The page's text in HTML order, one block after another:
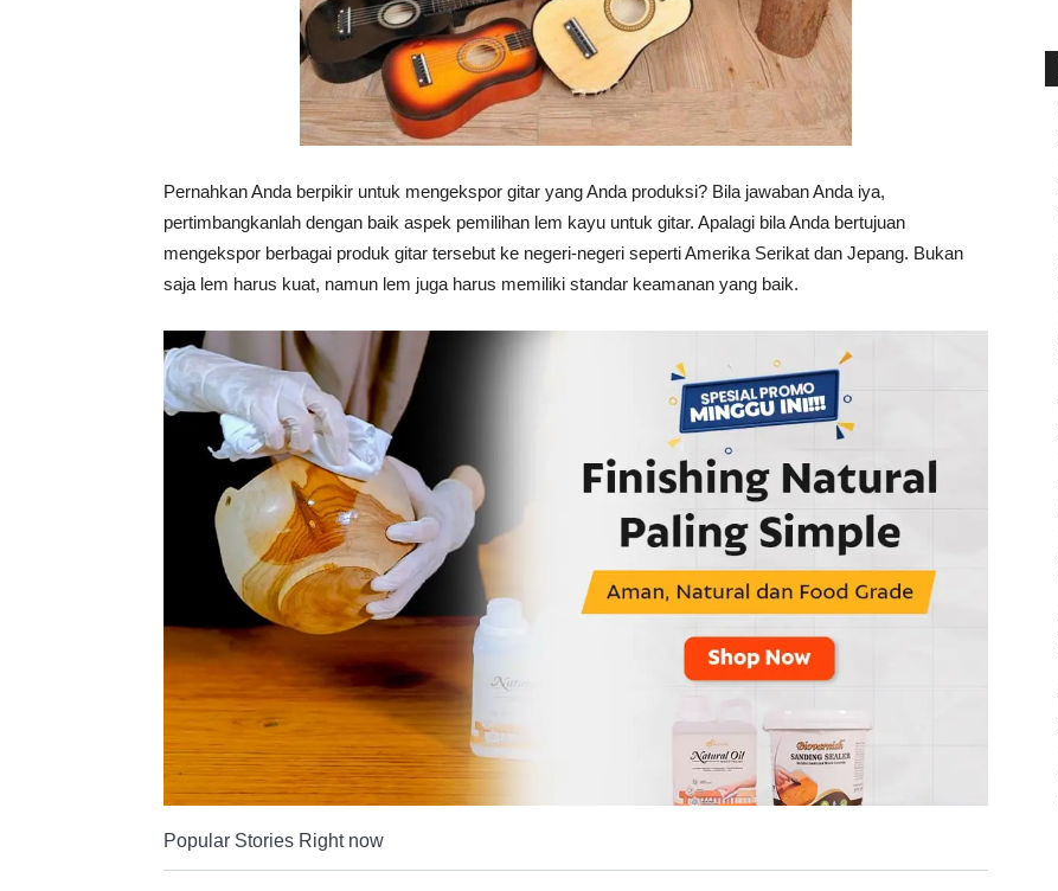
Pernahkan Anda berpikir untuk mengekspor gitar yang Anda produksi? Bila jawaban Anda iya,
pertimbangkanlah dengan baik aspek pemilihan lem kayu untuk gitar. Apalagi bila Anda bertujuan
mengekspor berbagai produk gitar tersebut ke negeri-negeri seperti Amerika Serikat dan Jepang. Bukan
saja lem harus kuat, namun lem juga harus memiliki standar keamanan yang baik.
Popular Stories Right now